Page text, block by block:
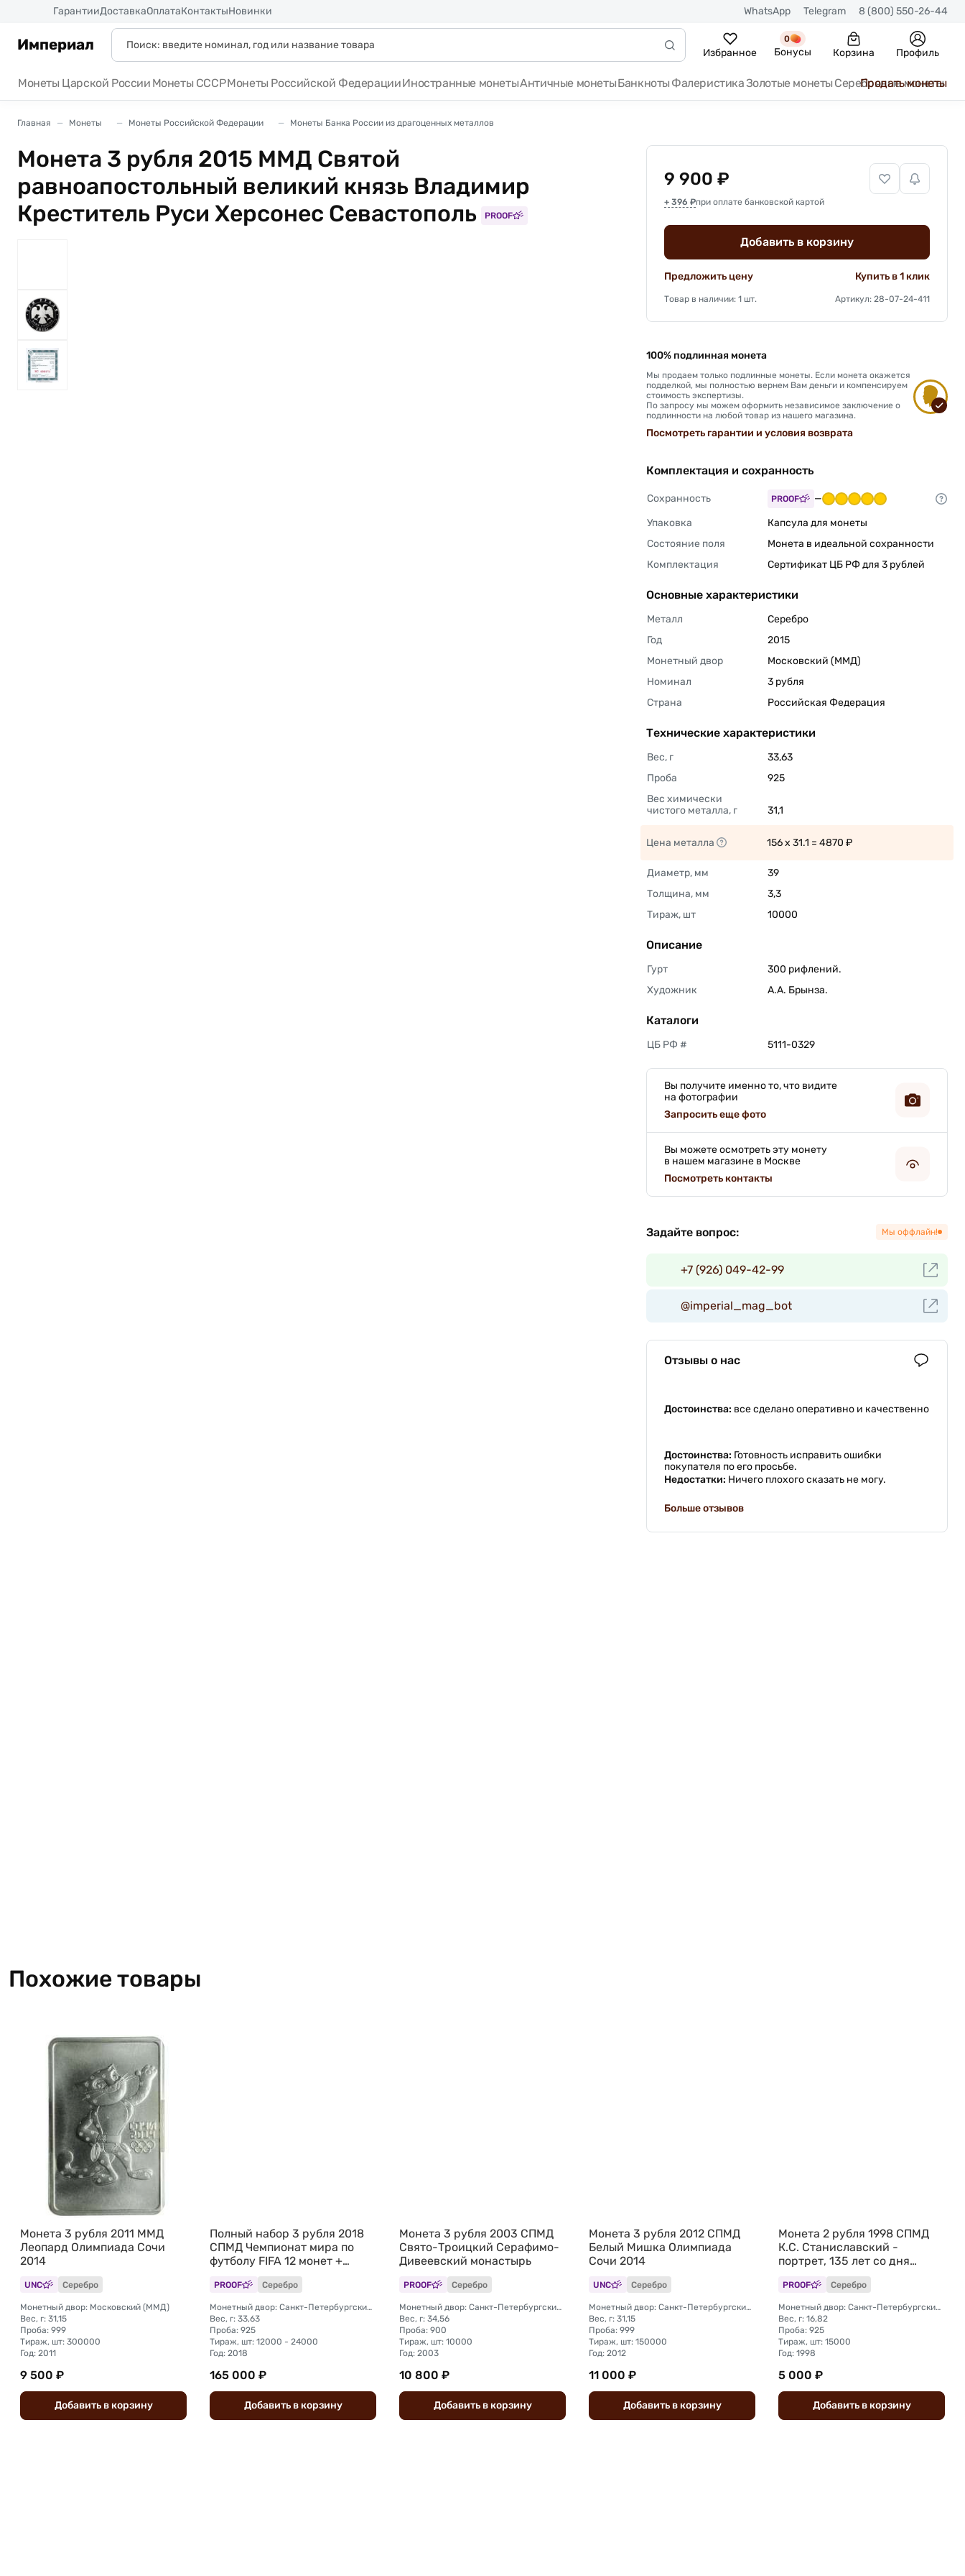
ГарантииДоставкаОплатаКонтактыНовинки WhatsApp Telegram 8 (800) 550-26-44
Империал Избранное
0
Бонусы Корзина Профиль
Монеты Царской России Монеты СССРМонеты Российской ФедерацииИностранные монетыАнтичные монетыБанкноты ФалеристикаЗолотые монеты Серебряные монеты
Продать монеты
Главная Монеты Монеты Российской Федерации Монеты Банка России из драгоценных металлов
Монета 3 рубля 2015 ММД Святой
равноапостольный великий князь Владимир
Креститель Руси Херсонес Севастополь
PROOF
9 900 ₽
+ 396 ₽при оплате банковской картой
Добавить в корзину
Предложить цену Купить в 1 клик
Товар в наличии: 1 шт. Артикул: 28-07-24-411
100% подлинная монета
Мы продаем только подлинные монеты. Если монета окажется
подделкой, мы полностью вернем Вам деньги и компенсируем
стоимость экспертизы.
По запросу мы можем оформить независимое заключение о
подлинности на любой товар из нашего магазина.
Посмотреть гарантии и условия возврата
Комплектация и сохранность
Сохранность PROOF
—
Упаковка
Капсула для монеты
Состояние поля
Монета в идеальной сохранности
Комплектация
Сертификат ЦБ РФ для 3 рублей
Основные характеристики
Металл
Серебро
Год
2015
Монетный двор
Московский (ММД)
Номинал
3 рубля
Страна
Российская Федерация
Технические характеристики
Вес, г
33,63
Проба
925
Вес химически
чистого металла, г
31,1
Цена металла 156 x 31.1 = 4870 ₽
Диаметр, мм
39
Толщина, мм
3,3
Тираж, шт
10000
Описание
Гурт
300 рифлений.
Художник
А.А. Брынза.
Каталоги
ЦБ РФ # 5111-0329
Вы получите именно то, что видите
на фотографии
Запросить еще фото
Вы можете осмотреть эту монету
в нашем магазине в Москве
Посмотреть контакты
Задайте вопрос: Мы оффлайн!
+7 (926) 049-42-99
@imperial_mag_bot
Отзывы о нас
Достоинства: все сделано оперативно и качественно
Достоинства: Готовность исправить ошибки
покупателя по его просьбе.
Недостатки: Ничего плохого сказать не могу.
Больше отзывов
Похожие товары
Монета 3 рубля 2011 ММД
Леопард Олимпиада Сочи
2014
UNC Серебро
Монетный двор: Московский (ММД)
Вес, г: 31,15
Проба: 999
Тираж, шт: 300000
Год: 2011
9 500 ₽
Добавить вкорзину
Полный набор 3 рубля 2018
СПМД Чемпионат мира по
футболу FIFA 12 монет +
PROOF Серебро
Монетный двор: Санкт-Петербургский (СПМД)
Вес, г: 33,63
Проба: 925
Тираж, шт: 12000 - 24000
Год: 2018
165 000 ₽
Добавить вкорзину
Монета 3 рубля 2003 СПМД
Свято-Троицкий Серафимо-
Дивеевский монастырь
PROOF Серебро
Монетный двор: Санкт-Петербургский (СПМД)
Вес, г: 34,56
Проба: 900
Тираж, шт: 10000
Год: 2003
10 800 ₽
Добавить вкорзину
Монета 3 рубля 2012 СПМД
Белый Мишка Олимпиада
Сочи 2014
UNC Серебро
Монетный двор: Санкт-Петербургский (СПМД)
Вес, г: 31,15
Проба: 999
Тираж, шт: 150000
Год: 2012
11 000 ₽
Добавить вкорзину
Монета 2 рубля 1998 СПМД
К.С. Станиславский -
портрет, 135 лет со дня
рождения
PROOF Серебро
Монетный двор: Санкт-Петербургский (СПМД)
Вес, г: 16,82
Проба: 925
Тираж, шт: 15000
Год: 1998
5 000 ₽
Добавить вкорзину